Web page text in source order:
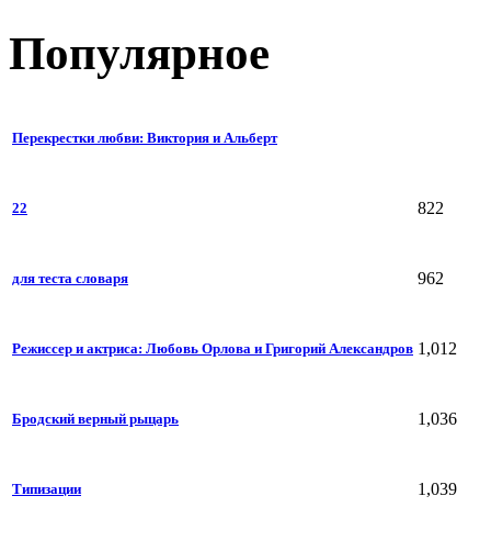
Популярное
Перекрестки любви: Виктория и Альберт
22 822
для теста словаря 962
Режиссер и актриса: Любовь Орлова и Григорий Александров 1,012
Бродский верный рыцарь 1,036
Типизации 1,039